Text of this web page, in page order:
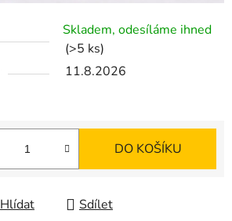
Skladem, odesíláme ihned
(>5 ks)
11.8.2026
DO KOŠÍKU
Hlídat Sdílet